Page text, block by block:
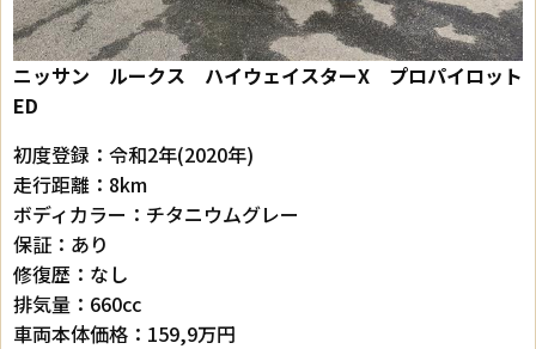
ニッサン ルークス ハイウェイスターX プロパイロット
ED
初度登録：令和2年(2020年)
走行距離：8km
ボディカラー：チタニウムグレー
保証：あり
修復歴：なし
排気量：660cc
車両本体価格：159,9万円